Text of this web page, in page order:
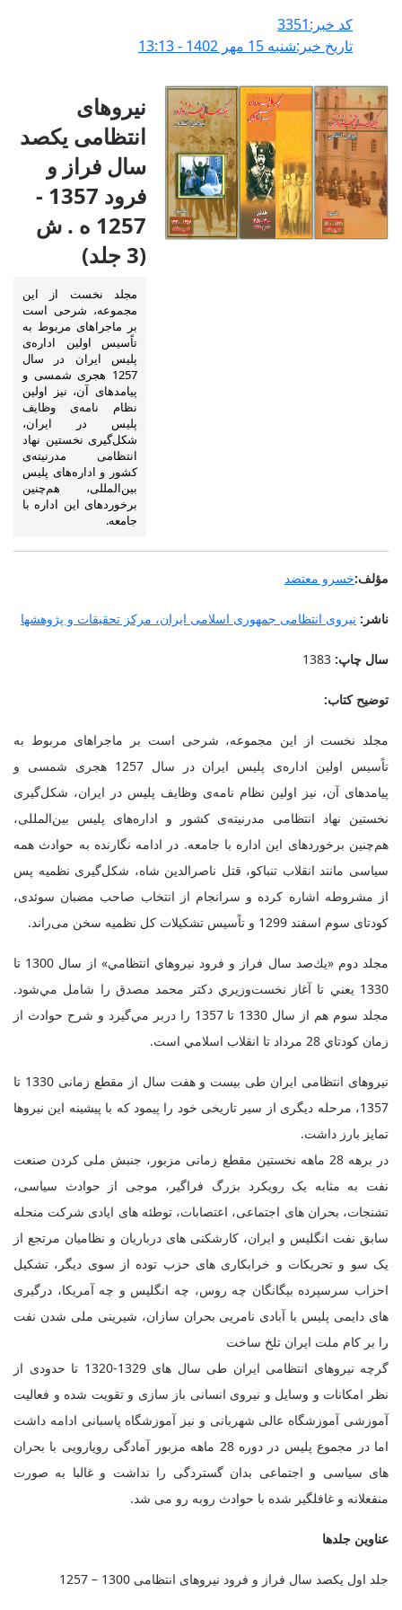
کد خبر:3351
تاریخ خبر:شنبه 15 مهر 1402 - 13:13
نیروهای
انتظامی یکصد
سال فراز و
فرود 1357 -
1257 ه . ش
(3 جلد)
مجلد نخست از این
مجموعه، شرحی است
بر ماجراهای مربوط به
تاًسیس اولین اداره‌ی
پلیس ایران در سال
1257 هجری شمسی و
پیامدهای آن، نیز اولین
نظام نامه‌ی وظایف
پلیس در ایران،
شکل‌گیری نخستین نهاد
انتظامی مدرنیته‌ی
کشور و اداره‌های پلیس
بین‌المللی، هم‌چنین
برخوردهای این اداره با
جامعه.
مؤلف:خسرو معتضد
ناشر: نیروی انتظامی جمهوری اسلامی ایران، مرکز تحقیقات و پژوهشها
سال چاپ:
توضیح کتاب:
مجلد نخست از این مجموعه، شرحی است بر ماجراهای مربوط به
تاًسیس اولین اداره‌ی پلیس ایران در سال 1257 هجری شمسی و
پیامدهای آن، نیز اولین نظام نامه‌ی وظایف پلیس در ایران، شکل‌گیری
نخستین نهاد انتظامی مدرنیته‌ی کشور و اداره‌های پلیس بین‌المللی،
هم‌چنین برخوردهای این اداره با جامعه. در ادامه نگارنده به حوادث همه
سیاسی مانند انقلاب تنباکو، قتل ناصرالدین شاه، شکل‌گیری نظمیه پس
از مشروطه اشاره کرده و سرانجام از انتخاب صاحب مضبان سوئدی،
کودتای سوم اسفند 1299 و تاًسیس تشکیلات کل نظمیه سخن می‌راند.
مجلد دوم «يك‌صد سال فراز و فرود نيروهاي انتظامي» از سال 1300 تا
1330 يعني تا آغاز نخست‌وزيري دكتر محمد مصدق را شامل مي‌شود.
مجلد سوم هم از سال 1330 تا 1357 را دربر مي‌گيرد و شرح حوادث از
زمان كودتاي 28 مرداد تا انقلاب اسلامي است.
نیروهای انتظامی ایران طی بیست و هفت سال از مقطع زمانی 1330 تا
1357، مرحله دیگری از سیر تاریخی خود را پیمود که با پیشینه این نیروها
تمایز بارز داشت.
در برهه 28 ماهه نخستین مقطع زمانی مزبور، جنبش ملی کردن صنعت
نفت به مثابه یک رویکرد بزرگ فراگیر، موجی از حوادث سیاسی،
تشنجات، بحران های اجتماعی، اعتصابات، توطئه های ایادی شرکت منحله
سابق نفت انگلیس و ایران، کارشکنی های درباریان و نظامیان مرتجع از
یک سو و تحریکات و خرابکاری های حزب توده از سوی دیگر، تشکیل
احزاب سرسپرده بیگانگان چه روس، چه انگلیس و چه آمریکا، درگیری
های دایمی پلیس با آبادی نامریی بحران سازان، شیرینی ملی شدن نفت
را بر کام ملت ایران تلخ ساخت
گرچه نیروهای انتظامی ایران طی سال های 1329-1320 تا حدودی از
نظر امکانات و وسایل و نیروی انسانی باز سازی و تقویت شده و فعالیت
آموزشی آموزشگاه عالی شهربانی و نیز آموزشگاه پاسبانی ادامه داشت
اما در مجموع پلیس در دوره 28 ماهه مزبور آمادگی رویارویی با بحران
های سیاسی و اجتماعی بدان گستردگی را نداشت و غالبا به صورت
منفعلانه و غافلگیر شده با حوادث روبه رو می شد.
عناوین جلدها
جلد اول یکصد سال فراز و فرود نیروهای انتظامی 1300 – 1257